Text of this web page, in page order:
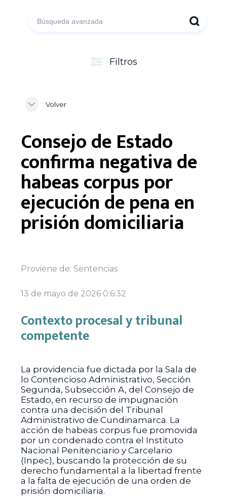
Filtros
Volver
Consejo de Estado
confirma negativa de
habeas corpus por
ejecución de pena en
prisión domiciliaria
Proviene de: Sentencias
13 de mayo de 2026 0:6:32
Contexto procesal y tribunal
competente
La providencia fue dictada por la Sala de
lo Contencioso Administrativo, Sección
Segunda, Subsección A, del Consejo de
Estado, en recurso de impugnación
contra una decisión del Tribunal
Administrativo de Cundinamarca. La
acción de habeas corpus fue promovida
por un condenado contra el Instituto
Nacional Penitenciario y Carcelario
(Inpec), buscando la protección de su
derecho fundamental a la libertad frente
a la falta de ejecución de una orden de
prisión domiciliaria.